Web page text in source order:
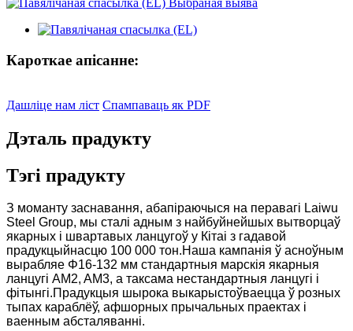
Кароткае апісанне:
Дашліце нам ліст Спампаваць як PDF
Дэталь прадукту
Тэгі прадукту
З моманту заснавання, абапіраючыся на перавагі Laiwu
Steel Group, мы сталі адным з найбуйнейшых вытворцаў
якарных і швартавых ланцугоў у Кітаі з гадавой
прадукцыйнасцю 100 000 тон.Наша кампанія ў асноўным
вырабляе Φ16-132 мм стандартныя марскія якарныя
ланцугі AM2, AM3, а таксама нестандартныя ланцугі і
фітынгі.Прадукцыя шырока выкарыстоўваецца ў розных
тыпах караблёў, афшорных прычальных праектах і
ваенным абсталяванні.